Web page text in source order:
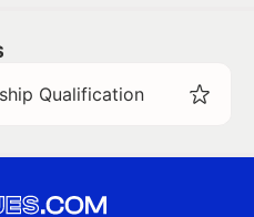
Qualification